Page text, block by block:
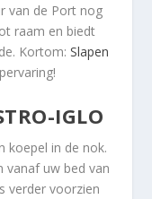
van de Port nog
raam en biedt
Kortom:Slapen
IGLO
koepel in de nok.
vanaf uw bed van
verder voorzien